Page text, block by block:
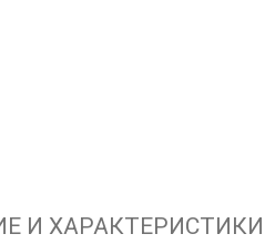
И ХАРАКТЕРИСТИКИ